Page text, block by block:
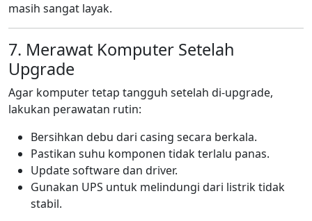
masih sangat layak.
7. Merawat Komputer Setelah
Upgrade
Agar komputer tetap tangguh setelah di-upgrade,
lakukan perawatan rutin:
Bersihkan debu dari casing secara berkala.
Pastikan suhu komponen tidak terlalu panas.
Update software dan driver.
Gunakan UPS untuk melindungi dari listrik tidak
stabil.